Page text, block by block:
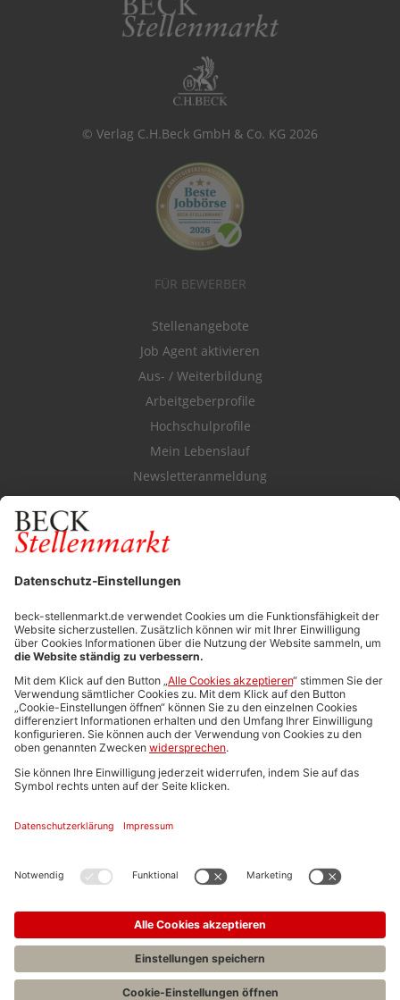
© Verlag C.H.Beck GmbH & Co. KG 2026
FÜR BEWERBER
Stellenangebote
Job Agent aktivieren
Aus- / Weiterbildung
Arbeitgeberprofile
Hochschulprofile
Mein Lebenslauf
Newsletteranmeldung
Durchsuchen Sie den Stellenkatalog
FÜR ARBEITGEBER
Stellenmarktpreise
Anzeigen-AGB
Media-Daten
Newsletteranmeldung
Produktübersicht
ALLGEMEIN
FAQs
Impressum
Stellenangebote C.H.BECK